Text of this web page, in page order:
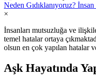
Neden Gıdıklanıyoruz? İnsan
×
İnsanları mutsuzluğa ve
temel hatalar ortaya
olsun en çok yapılan hatalar
Aşk Hayatında